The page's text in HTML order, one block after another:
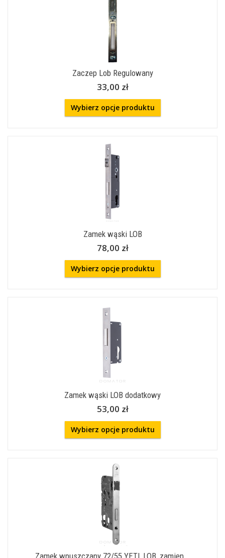
Zaczep Lob Regulowany
33,00 zł
Wybierz opcje produktu
Zamek wąski LOB
78,00 zł
Wybierz opcje produktu
Zamek wąski LOB dodatkowy
53,00 zł
Wybierz opcje produktu
Zamek wpuszczany 72/55 YETI, LOB, zamien...